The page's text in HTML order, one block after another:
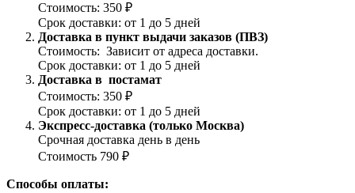
Стоимость: 350 ₽
Срок доставки: от 1 до 5 дней
Доставка в пункт выдачи заказов (ПВЗ)
Стоимость: Зависит от адреса доставки.
Срок доставки: от 1 до 5 дней
Доставка в постамат
Стоимость: 350 ₽
Срок доставки: от 1 до 5 дней
Экспресс-доставка (только Москва)
Срочная доставка день в день
Стоимость 790 ₽
Способы оплаты: